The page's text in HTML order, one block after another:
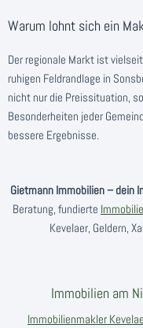
Warum lohnt sich ein
Der regionale Markt ist
ruhigen Feldrandlage in
nicht nur die Preissituation,
Besonderheiten jeder
bessere Ergebnisse.
Gietmann Immobilien – dein
Beratung, fundierte
Kevelaer, Geldern,
Immobilien am
Immobilienmakler